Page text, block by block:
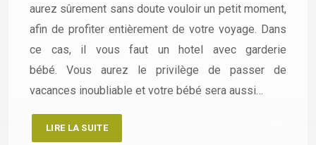
aurez sûrement sans doute vouloir un petit moment,
afin de profiter entièrement de votre voyage. Dans
ce cas, il vous faut un hotel avec garderie
bébé. Vous aurez le privilège de passer de
vacances inoubliable et votre bébé sera aussi…
LIRE LA SUITE